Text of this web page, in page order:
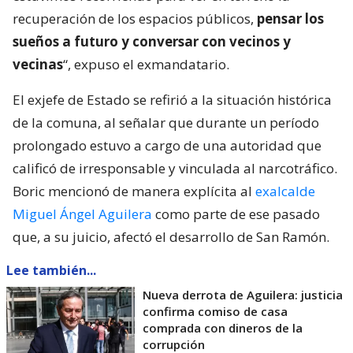
recuperación de los espacios públicos, pensar los
sueños a futuro y conversar con vecinos y
vecinas“, expuso el exmandatario.
El exjefe de Estado se refirió a la situación histórica
de la comuna, al señalar que durante un período
prolongado estuvo a cargo de una autoridad que
calificó de irresponsable y vinculada al narcotráfico.
Boric mencionó de manera explícita al exalcalde
Miguel Ángel Aguilera como parte de ese pasado
que, a su juicio, afectó el desarrollo de San Ramón.
Lee también...
Nueva derrota de Aguilera: justicia
confirma comiso de casa
comprada con dineros de la
corrupción